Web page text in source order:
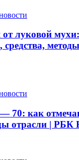
от луковой
средства,
70: как
отрасли | РБК